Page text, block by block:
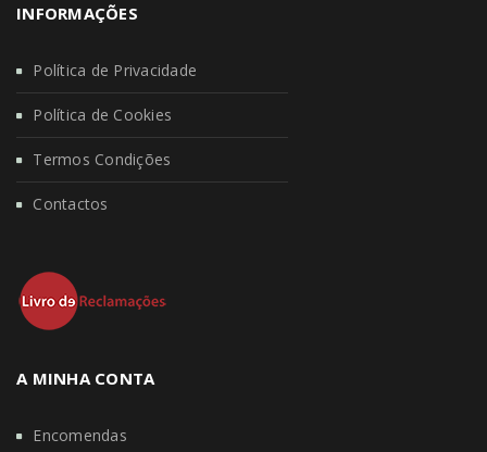
INFORMAÇÕES
Política de Privacidade
Política de Cookies
Termos Condições
Contactos
A MINHA CONTA
Encomendas